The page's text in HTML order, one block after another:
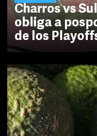
Charros vs
obliga a
de los